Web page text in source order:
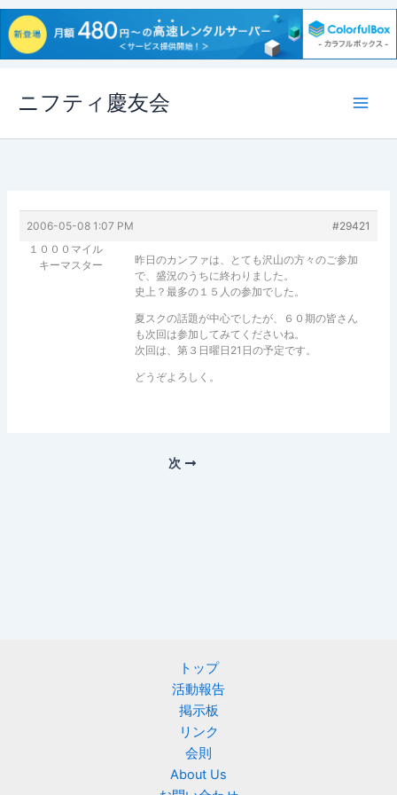
ス
ニフティ慶友会
2006-05-08 1:07 PM
#29421
１０００マイル
キーマスター
昨日のカンファは、とても沢山の方々のご参加
で、盛況のうちに終わりました。
史上？最多の１５人の参加でした。
夏スクの話題が中心でしたが、６０期の皆さん
も次回は参加してみてくださいね。
次回は、第３日曜日21日の予定です。
どうぞよろしく。
次
トップ
活動報告
掲示板
リンク
会則
About Us